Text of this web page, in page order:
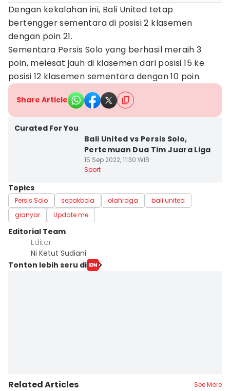
Dengan kekalahan ini, Bali United tetap
bertengger sementara di posisi 2 klasemen
dengan poin 21.
Sementara Persis Solo yang berhasil meraih 3
poin, melesat jauh di klasemen dari posisi 15 ke
posisi 12 klasemen sementara dengan 10 poin.
Share Article
Curated For You
Bali United vs Persis Solo,
Pertemuan Dua Tim Juara Liga
15 Sep 2022, 11:30 WIB
Sport
Topics
Persis Solo sepakbola olahraga
bali united
gianyar
Update me
Editorial Team
Editor
Ni Ketut Sudiani
Tonton lebih seru di
Related Articles See More